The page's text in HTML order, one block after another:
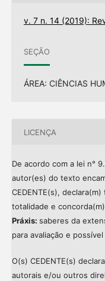
v. 7 n. 14 (2019):
SEÇÃO
ÁREA: CIÊNCIAS
LICENÇA
De acordo com a lei n°
autor(es) do texto
CEDENTE(s),
totalidade e
Práxis: saberes da
para avaliação e
O(s) CEDENTE(s)
autorais e/ou outros